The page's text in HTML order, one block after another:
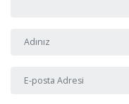
Adı ve Soyadı
E-posta Adresi